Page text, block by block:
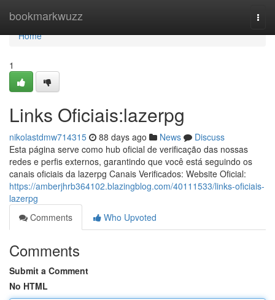
bookmarkwuzz
Home
Home
1
Links Oficiais:lazerpg
nikolastdmw714315 88 days ago News
Discuss
Esta página serve como hub oficial de verificação das nossas
redes e perfis externos, garantindo que você está seguindo os
canais oficiais da lazerpg Canais Verificados: Website Oficial:
https://amberjhrb364102.blazingblog.com/40111533/links-oficiais-
lazerpg
Comments
Who Upvoted
Comments
Submit a Comment
No HTML